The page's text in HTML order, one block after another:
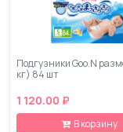
Подгузники Goo.N
кг) 84 шт
1 120.00 ₽
В корзину